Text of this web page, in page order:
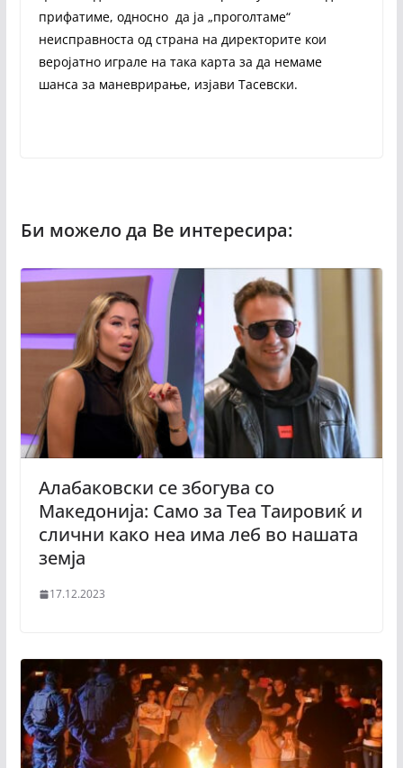
прифатиме, односно да ја „проголтаме“
неисправноста од страна на директорите кои
веројатно играле на така карта за да немаме
шанса за маневрирање, изјави Тасевски.
Алабаковски се збогува со
Македонија: Само за Теа Таировиќ и
слични како неа има леб во нашата
земја
17.12.2023